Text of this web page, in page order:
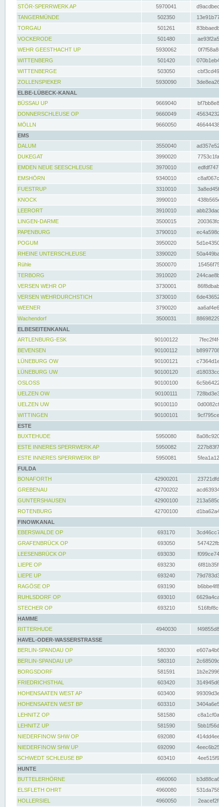
STÖR-SPERRWERK AP 5970041
TANGERMÜNDE
502350
TORGAU
501261
VOCKERODE
501480
WEHR GEESTHACHT UP
5930062
WITTENBERG
501420
WITTENBERGE
503050
ZOLLENSPIEKER
5930090
ELBE-LÜBECK-KANAL
BÜSSAU UP
9669040
DONNERSCHLEUSE OP
9660049
MÖLLN
9660050
EMS
DALUM
3550040
DUKEGAT
3990020
EMDEN NEUE SEESCHLEUSE
3970010
EMSHÖRN
9340010
FUESTRUP
3310010
KNOCK
3990010
LEERORT
3910010
LINGEN-DARME
3500015
PAPENBURG
3790010
POGUM
3950020
RHEINE UNTERSCHLEUSE
3390020
Rühle
3500070
TERBORG
3910020
VERSEN WEHR OP
3730001
VERSEN WEHRDURCHSTICH
3730010
WEENER
3790020
Wachendorf
3500031
ELBESEITENKANAL
ARTLENBURG-ESK
90100122
BEVENSEN
90100112
LÜNEBURG OW
90100121
LÜNEBURG UW
90100120
OSLOSS
90100100
UELZEN OW
90100111
UELZEN UW
90100110
WITTINGEN
90100101
ESTE
BUXTEHUDE
5950080
ESTE INNERES SPERRWERK AP
5950082
ESTE INNERES SPERRWERK BP
5950081
FULDA
BONAFORTH
42900201
GREBENAU
42700202
GUNTERSHAUSEN
42900100
ROTENBURG
42700100
FINOWKANAL
EBERSWALDE OP
693170
GRAFENBRÜCK OP
693050
LEESENBRÜCK OP
693030
LIEPE OP
693230
LIEPE UP
693240
RAGÖSE OP
693190
RUHLSDORF OP
693010
STECHER OP
693210
HAMME
RITTERHUDE
4940030
HAVEL-ODER-WASSERSTRASSE
BERLIN-SPANDAU OP
580300
BERLIN-SPANDAU UP
580310
BORGSDORF
581591
FRIEDRICHSTHAL
603420
HOHENSAATEN WEST AP
603400
HOHENSAATEN WEST BP
603310
LEHNITZ OP
581580
LEHNITZ UP
581590
NIEDERFINOW SHW OP
692080
NIEDERFINOW SHW UP
692090
SCHWEDT SCHLEUSE BP
603410
HUNTE
BUTTELERHÖRNE
4960060
ELSFLETH OHRT
4960080
HOLLERSIEL
4960050